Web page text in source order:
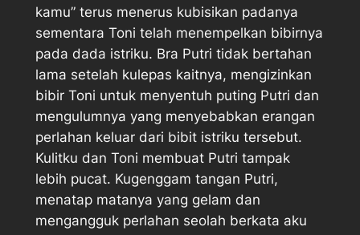
kamu” terus menerus kubisikan padanya
sementara Toni telah menempelkan bibirnya
pada dada istriku. Bra Putri tidak bertahan
lama setelah kulepas kaitnya, mengizinkan
bibir Toni untuk menyentuh puting Putri dan
mengulumnya yang menyebabkan erangan
perlahan keluar dari bibit istriku tersebut.
Kulitku dan Toni membuat Putri tampak
lebih pucat. Kugenggam tangan Putri,
menatap matanya yang gelam dan
mengangguk perlahan seolah berkata aku